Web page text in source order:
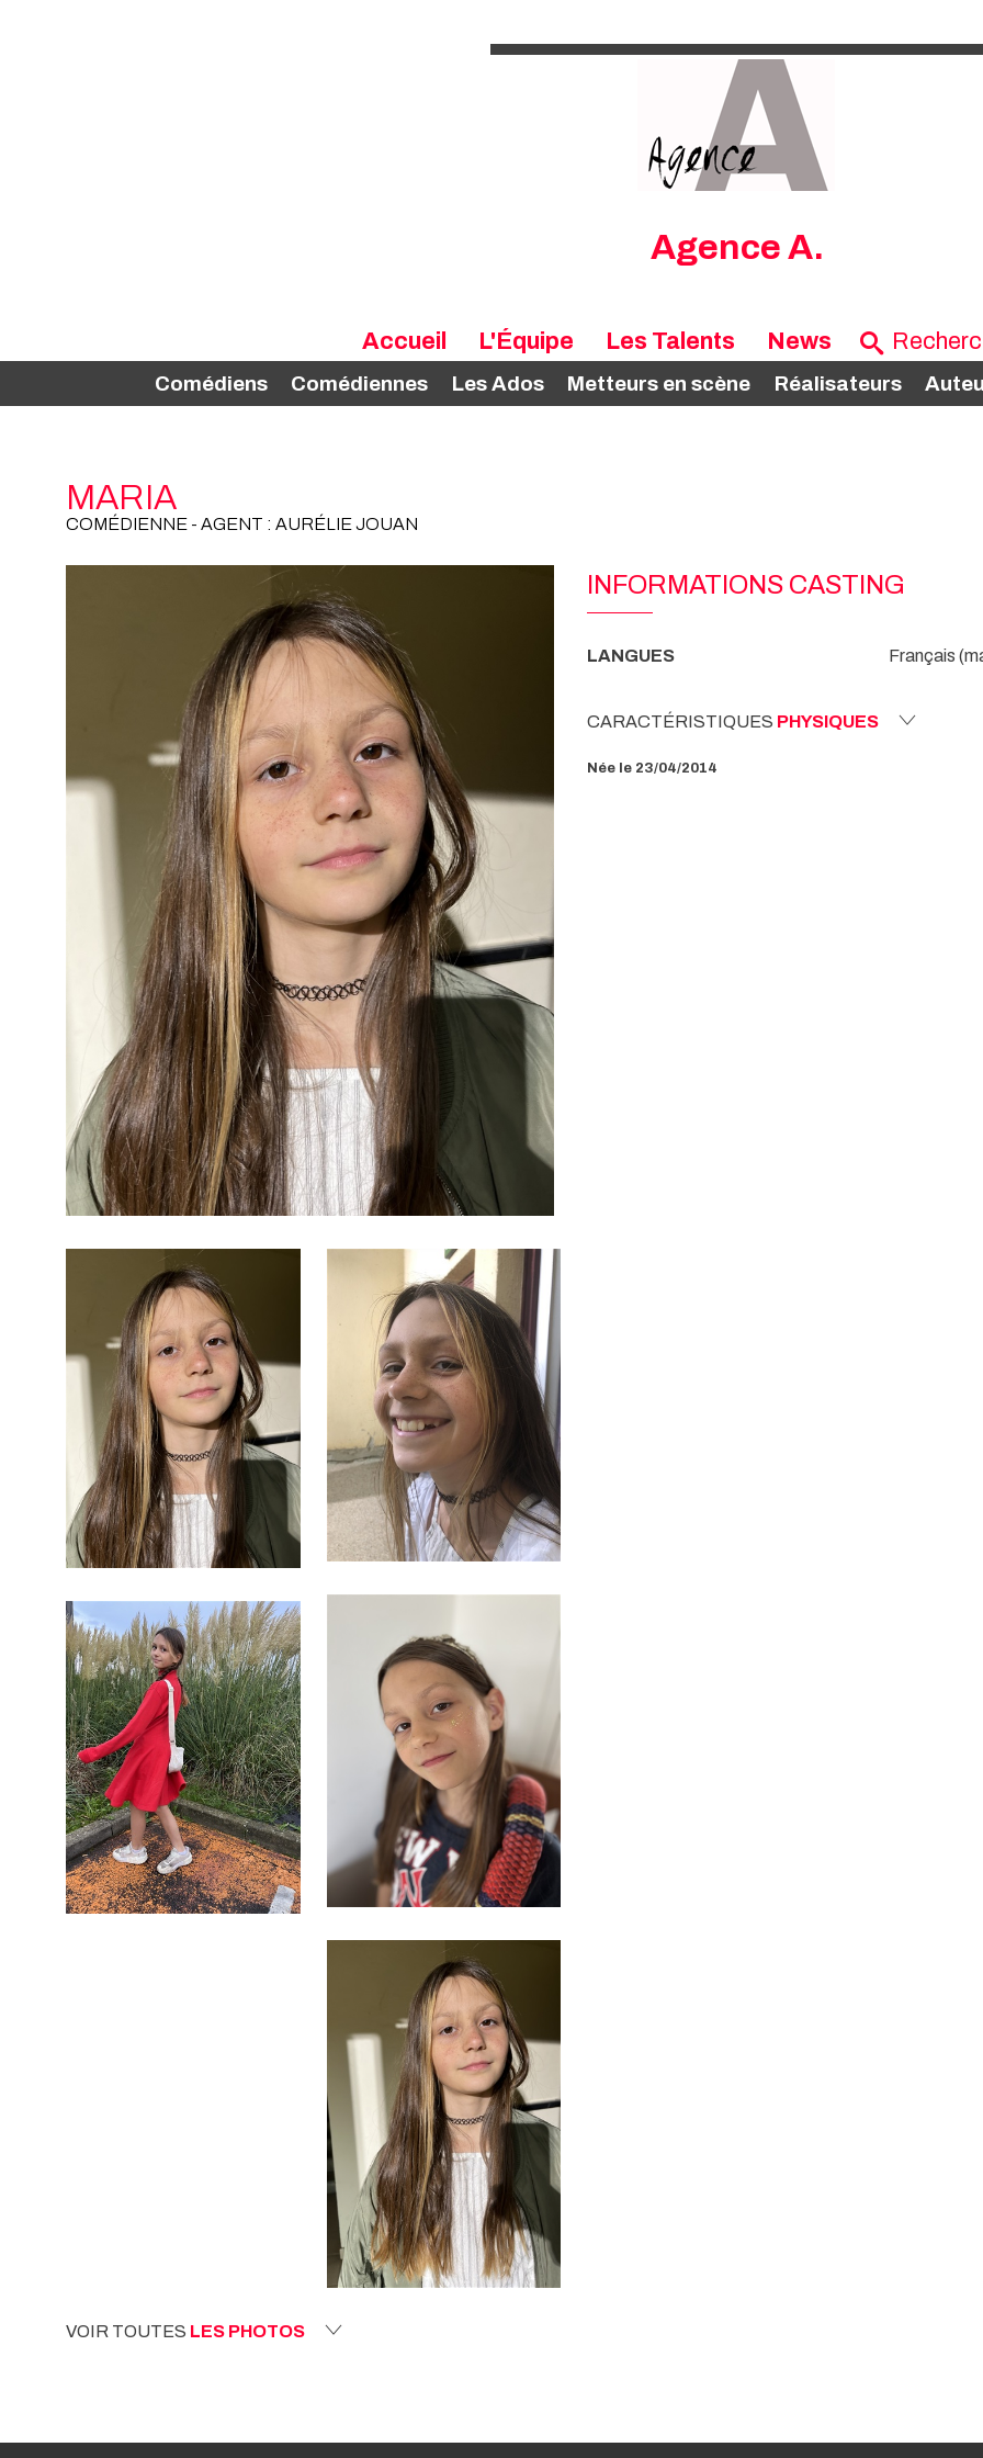
Agence A.
Accueil L'Équipe Les Talents
Comédiens Comédiennes Les Ados Metteurs en scène Réalisateurs
News
MARIA
COMÉDIENNE - AGENT : AURÉLIE JOUAN
VOIR TOUTES LES PHOTOS
INFORMATIONS CASTING
LANGUES Français
CARACTÉRISTIQUES PHYSIQUES
Née le 23/04/2014